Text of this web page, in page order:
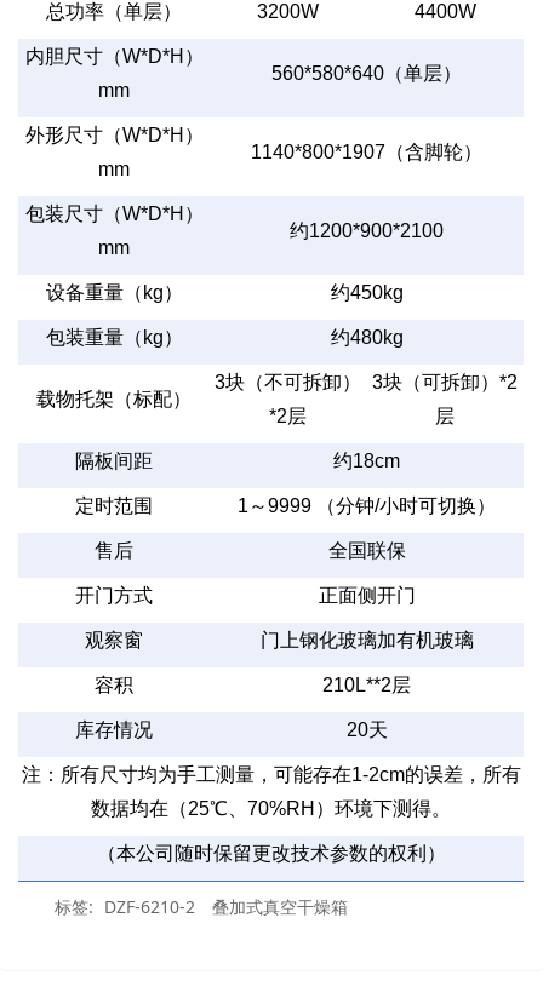
总功率（单层） 3200W 4400W
内胆尺寸（W*D*H）
mm
560*580*640（单层）
外形尺寸（W*D*H）
mm
1140*800*1907（含脚轮）
包装尺寸（W*D*H）
mm
约1200*900*2100
设备重量（kg） 约450kg
包装重量（kg） 约480kg
载物托架（标配）
3块（不可拆卸）
*2层
3块（可拆卸）*2
层
隔板间距 约18cm
定时范围 1～9999 （分钟/小时可切换）
售后 全国联保
开门方式 正面侧开门
观察窗 门上钢化玻璃加有机玻璃
容积 210L**2层
库存情况 20天
注：所有尺寸均为手工测量，可能存在1-2cm的误差，所有
数据均在（25℃、70%RH）环境下测得。
（本公司随时保留更改技术参数的权利）
标签: DZF-6210-2 叠加式真空干燥箱